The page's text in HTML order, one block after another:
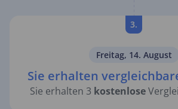
3.
Freitag, 14. August
Sie erhalten
Sie erhalten 3 kostenlose